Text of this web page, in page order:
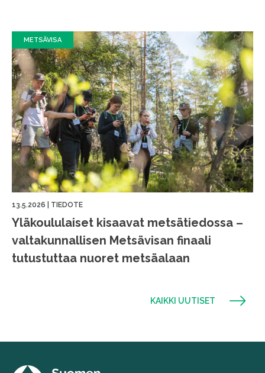
METSÄVISA
13.5.2026 TIEDOTE
Yläkoululaiset kisaavat metsätiedossa –
valtakunnallisen Metsävisan finaali
tutustuttaa nuoret metsäalaan
KAIKKI UUTISET